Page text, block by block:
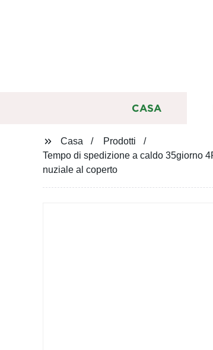
CASA
Casa
Prodotti
Tempo di spedizione a caldo 35giorno
nuziale al coperto